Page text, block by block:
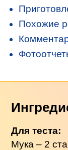
Похожие
Для теста:
Мука – 2